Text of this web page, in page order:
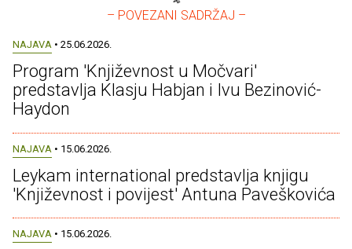
– POVEZANI SADRŽAJ –
NAJAVA • 25.06.2026.
Program 'Književnost u Močvari'
predstavlja Klasju Habjan i Ivu Bezinović-
Haydon
NAJAVA • 15.06.2026.
Leykam international predstavlja knjigu
'Književnost i povijest' Antuna Paveškovića
NAJAVA • 15.06.2026.